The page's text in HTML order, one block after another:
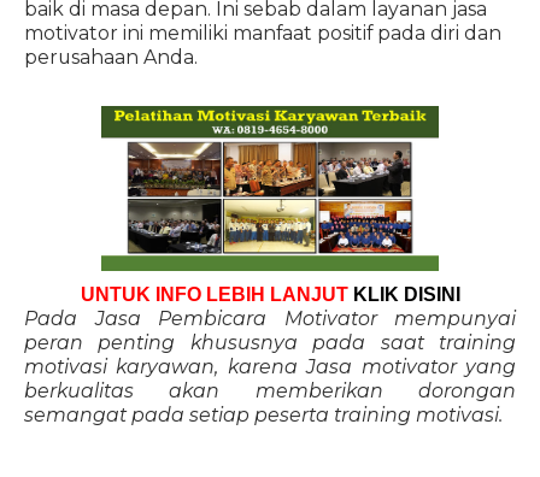
baik di masa depan. Ini sebab dalam layanan jasa
motivator ini memiliki manfaat positif pada diri dan
perusahaan Anda.
UNTUK INFO LEBIH LANJUT KLIK DISINI
Pada Jasa Pembicara Motivator mempunyai
peran penting khususnya pada saat training
motivasi karyawan, karena Jasa motivator yang
berkualitas akan memberikan dorongan
semangat pada setiap peserta training motivasi.